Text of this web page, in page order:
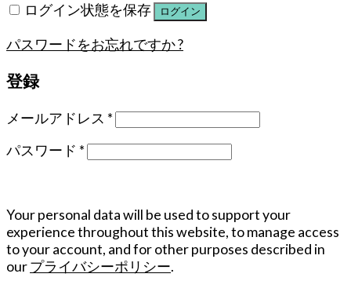
ログイン状態を保存 ログイン
パスワードをお忘れですか ?
登録
メールアドレス *
パスワード *
Your personal data will be used to support your
experience throughout this website, to manage access
to your account, and for other purposes described in
ourプライバシーポリシー.